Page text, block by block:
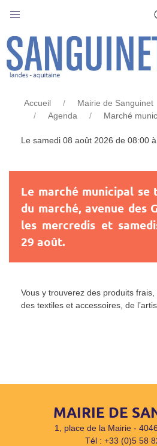
MARCHÉ
Accueil Mairie de Sanguinet
Agenda
Marché
Le samedi 08 août 2026 de 08:00
Le marché municipal
du marché, avenue des
les mercredis et
29 août.
Vous y trouverez des produits
des textiles et accessoires, de
MAIRIE DE
1, place de la Mairie -
Tél : +33 (0)5 58